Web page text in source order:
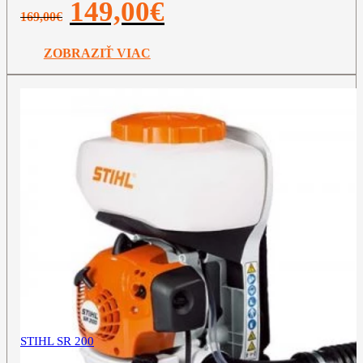
169,00€
cena
169,00€.
149,00€
ZOBRAZIŤ VIAC
STIHL SR 200